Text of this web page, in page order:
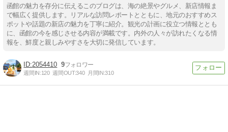
函館の魅力を存分に伝えるこのブログは、海の絶景やグルメ、新店情報ま
で幅広く提供します。リアルな訪問レポートとともに、地元のおすすめス
ポットや話題の新店の魅力を丁寧に紹介。観光の計画に役立つ情報ととも
に、函館の今を感じさせる内容が満載です。内外の人々が訪れたくなる情
報を、鮮度と親しみやすさを大切に発信しています。
2054410 9
週間IN:120 週間OUT:340 月間IN:310